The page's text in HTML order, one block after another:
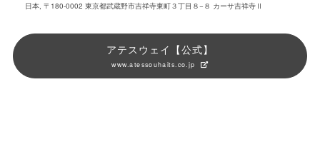
日本, 〒180-0002 東京都武蔵野市吉祥寺東町３丁目８−８ カーサ吉祥寺Ⅱ
アテスウェイ【公式】
www.atessouhaits.co.jp